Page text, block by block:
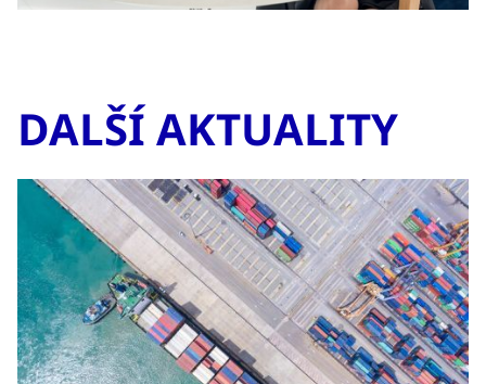
DALŠÍ AKTUALITY